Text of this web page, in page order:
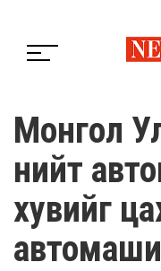
Монгол
нийт
хувийг